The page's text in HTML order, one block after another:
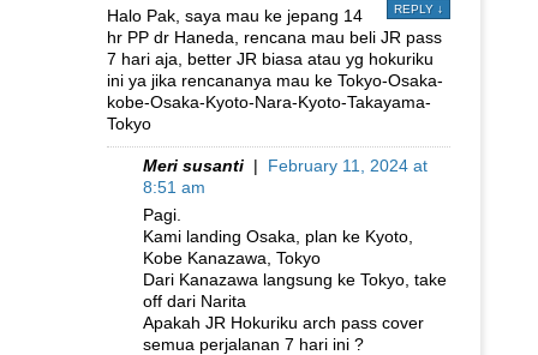
REPLY ↓
Halo Pak, saya mau ke jepang 14
hr PP dr Haneda, rencana mau beli JR pass
7 hari aja, better JR biasa atau yg hokuriku
ini ya jika rencananya mau ke Tokyo-Osaka-
kobe-Osaka-Kyoto-Nara-Kyoto-Takayama-
Tokyo
Meri susanti | February 11, 2024 at
8:51 am
Pagi.
Kami landing Osaka, plan ke Kyoto,
Kobe Kanazawa, Tokyo
Dari Kanazawa langsung ke Tokyo, take
off dari Narita
Apakah JR Hokuriku arch pass cover
semua perjalanan 7 hari ini ?